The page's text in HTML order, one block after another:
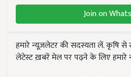
Join on
हमारे न्यूज़लेटर की सदस्यता लें. कृषि
लेटेस्ट ख़बरें मेल पर पढ़ने के लिए हमारे